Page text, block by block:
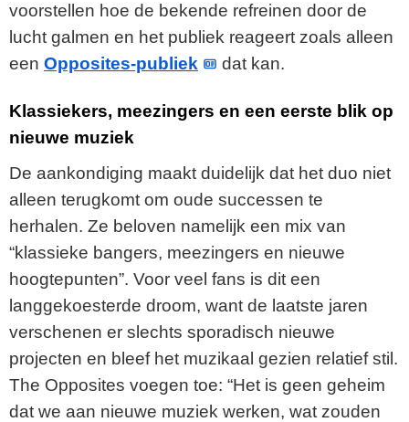
voorstellen hoe de bekende refreinen door de
lucht galmen en het publiek reageert zoals alleen
een Opposites-publiek dat kan.
Klassiekers, meezingers en een eerste blik op
nieuwe muziek
De aankondiging maakt duidelijk dat het duo niet
alleen terugkomt om oude successen te
herhalen. Ze beloven namelijk een mix van
“klassieke bangers, meezingers en nieuwe
hoogtepunten”. Voor veel fans is dit een
langgekoesterde droom, want de laatste jaren
verschenen er slechts sporadisch nieuwe
projecten en bleef het muzikaal gezien relatief stil.
The Opposites voegen toe: “Het is geen geheim
dat we aan nieuwe muziek werken, wat zouden